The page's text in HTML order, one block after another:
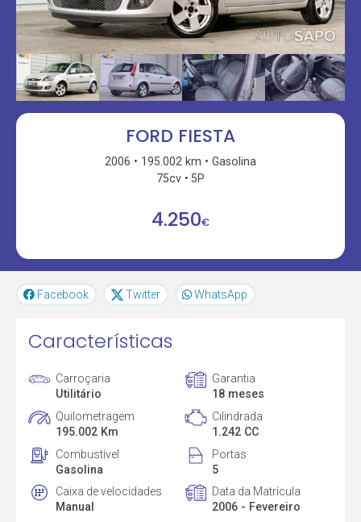
FORD FIESTA
2006 195.002 km
Gasolina
75cv
5P
4.250€
Facebook Twitter WhatsApp
Características
Carroçaria
Utilitário
Garantia
18 meses
Quilometragem
195.002 Km
Cilindrada
1.242 CC
Combustível
Gasolina
Portas
5
Caixa de velocidades
Manual
Data da Matrícula
2006 - Fevereiro